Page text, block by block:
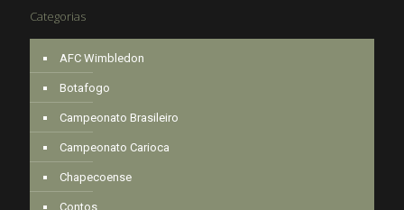
Categorias
AFC Wimbledon
Botafogo
Campeonato Brasileiro
Campeonato Carioca
Chapecoense
Contos